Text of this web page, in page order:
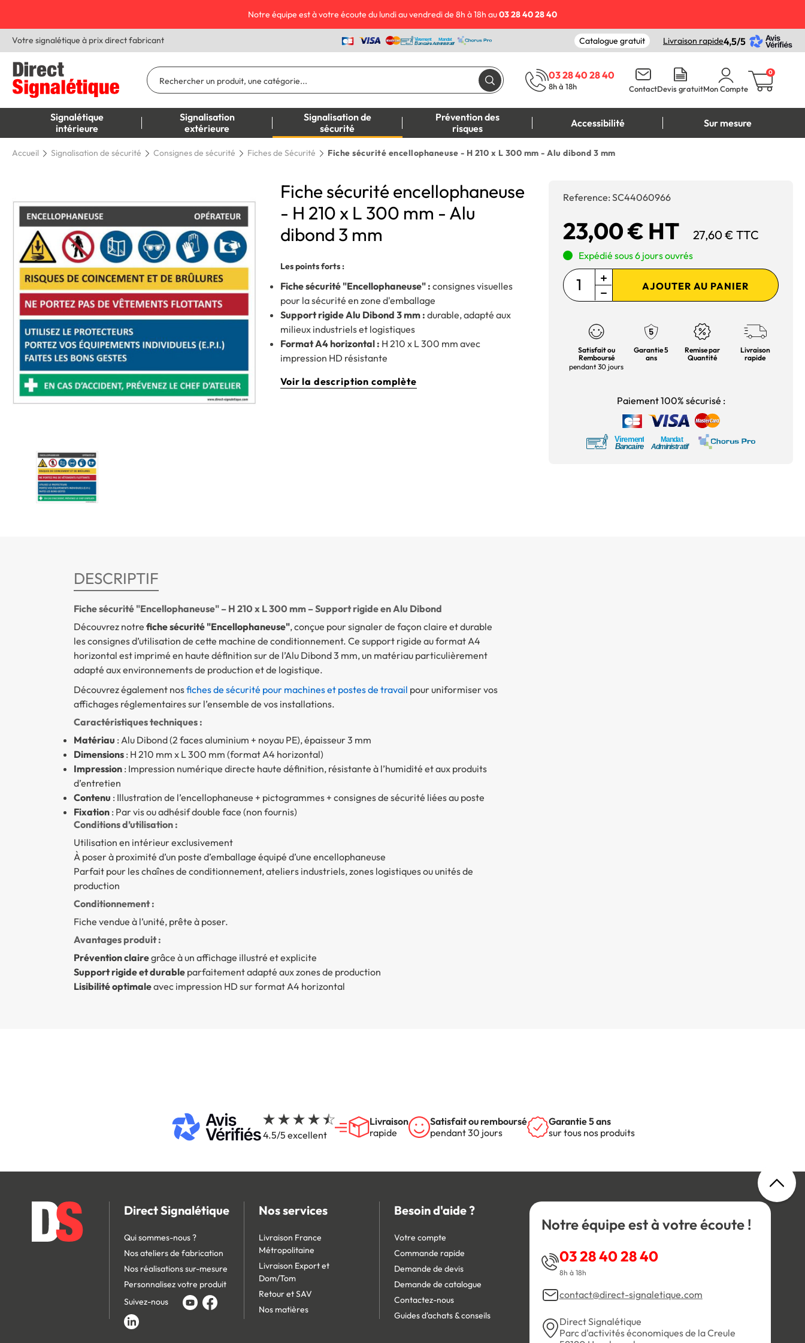
Notre équipe est à votre écoute du lundi au vendredi de 8h à 18h au03 28 40 28 40
Votre signalétique à prix direct fabricant Catalogue gratuit Livraison rapide4,5/5
03 28 40 28 40
8h à 18h ContactDevis gratuitMon Compte
0
Signalétique
intérieure
Signalisation
extérieure
Signalisation de
sécurité
Prévention des
risques
Accessibilité Sur mesure
Accueil Signalisation de sécurité Consignes de sécurité Fiches de Sécurité Fiche sécurité encellophaneuse - H 210 x L 300 mm - Alu dibond 3 mm
Fiche sécurité encellophaneuse
- H 210 x L 300 mm - Alu
dibond 3 mm
Les points forts :
Fiche sécurité "Encellophaneuse" : consignes visuelles
pour la sécurité en zone d'emballage
Support rigide Alu Dibond 3 mm : durable, adapté aux
milieux industriels et logistiques
Format A4 horizontal : H 210 x L 300 mm avec
impression HD résistante
Voir la description complète
Reference: SC44060966
23,00 € HT 27,60 € TTC
Expédié sous 6 jours ouvrés
AJOUTER AU PANIER
Satisfait ou
Remboursé
pendant 30 jours
Garantie 5
ans
Remise par
Quantité
Livraison
rapide
Paiement 100% sécurisé :
DESCRIPTIF
Fiche sécurité "Encellophaneuse" – H 210 x L 300 mm – Support rigide en Alu Dibond
Découvrez notre fiche sécurité "Encellophaneuse", conçue pour signaler de façon claire et durable
les consignes d’utilisation de cette machine de conditionnement. Ce support rigide au format A4
horizontal est imprimé en haute définition sur de l’Alu Dibond 3 mm, un matériau particulièrement
adapté aux environnements de production et de logistique.
Découvrez également nosfiches de sécurité pour machines et postes de travail pour uniformiser vos
affichages réglementaires sur l’ensemble de vos installations.
Caractéristiques techniques :
Matériau : Alu Dibond (2 faces aluminium + noyau PE), épaisseur 3 mm
Dimensions: H 210 mm x L 300 mm (format A4 horizontal)
Impression: Impression numérique directe haute définition, résistante à l’humidité et aux produits
d’entretien
Contenu : Illustration de l’encellophaneuse + pictogrammes + consignes de sécurité liées au poste
Fixation: Par vis ou adhésif double face (non fournis)
Conditions d’utilisation :
Utilisation en intérieur exclusivement
À poser à proximité d’un poste d’emballage équipé d’une encellophaneuse
Parfait pour les chaînes de conditionnement, ateliers industriels, zones logistiques ou unités de
production
Conditionnement :
Fiche vendue à l’unité, prête à poser.
Avantages produit :
Prévention clairegrâce à un affichage illustré et explicite
Support rigide et durableparfaitement adapté aux zones de production
Lisibilité optimaleavec impression HD sur format A4 horizontal
4.5/5 excellent
Livraison
rapide
Satisfait ou remboursé
pendant 30 jours
Garantie 5 ans
sur tous nos produits
Direct Signalétique
Qui sommes-nous ?
Nos ateliers de fabrication
Nos réalisations sur-mesure
Personnalisez votre produit
Suivez-nous
Nos services
Livraison France
Métropolitaine
Livraison Export et
Dom/Tom
Retour et SAV
Nos matières
Besoin d'aide ?
Votre compte
Commande rapide
Demande de devis
Demande de catalogue
Contactez-nous
Guides d'achats & conseils
Notre équipe est à votre écoute !
03 28 40 28 40
8h à 18h
contact@direct-signaletique.com
Direct Signalétique
Parc d'activités économiques de la Creule